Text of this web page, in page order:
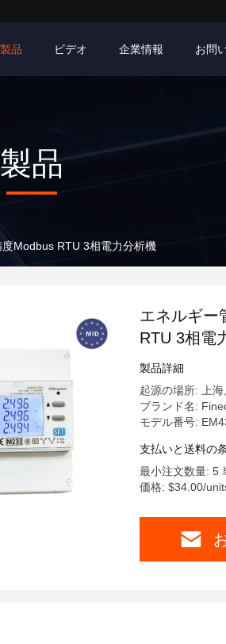
製品 ビデオ 企業情報 お問
製品
Modbus RTU 3相電力分析機
エネルギー
RTU 3相電
製品詳細
起源の場所: 上海
ブランド名:
モデル番号:
支払いと送料の
最小注文数量: 5
価格: $34.00/